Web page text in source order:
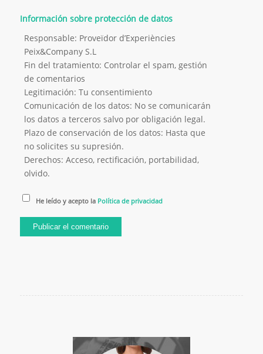
Información sobre protección de datos
Responsable: Proveïdor d’Experiències
Peix&Company S.L
Fin del tratamiento: Controlar el spam, gestión
de comentarios
Legitimación: Tu consentimiento
Comunicación de los datos: No se comunicarán
los datos a terceros salvo por obligación legal.
Plazo de conservación de los datos: Hasta que
no solicites su supresión.
Derechos: Acceso, rectificación, portabilidad,
olvido.
He leído y acepto la Política de privacidad